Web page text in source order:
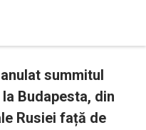
summitul
Budapesta, din
Rusiei față de